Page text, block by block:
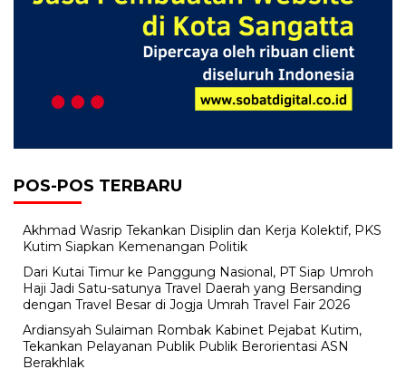
POS-POS TERBARU
Akhmad Wasrip Tekankan Disiplin dan Kerja Kolektif, PKS
Kutim Siapkan Kemenangan Politik
Dari Kutai Timur ke Panggung Nasional, PT Siap Umroh
Haji Jadi Satu-satunya Travel Daerah yang Bersanding
dengan Travel Besar di Jogja Umrah Travel Fair 2026
Ardiansyah Sulaiman Rombak Kabinet Pejabat Kutim,
Tekankan Pelayanan Publik Publik Berorientasi ASN
Berakhlak